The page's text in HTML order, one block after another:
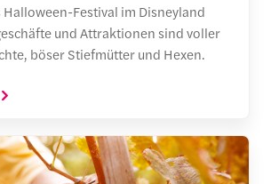
Halloween-Festival im Disneyland
und Attraktionen sind voller
böser Stiefmütter und Hexen.